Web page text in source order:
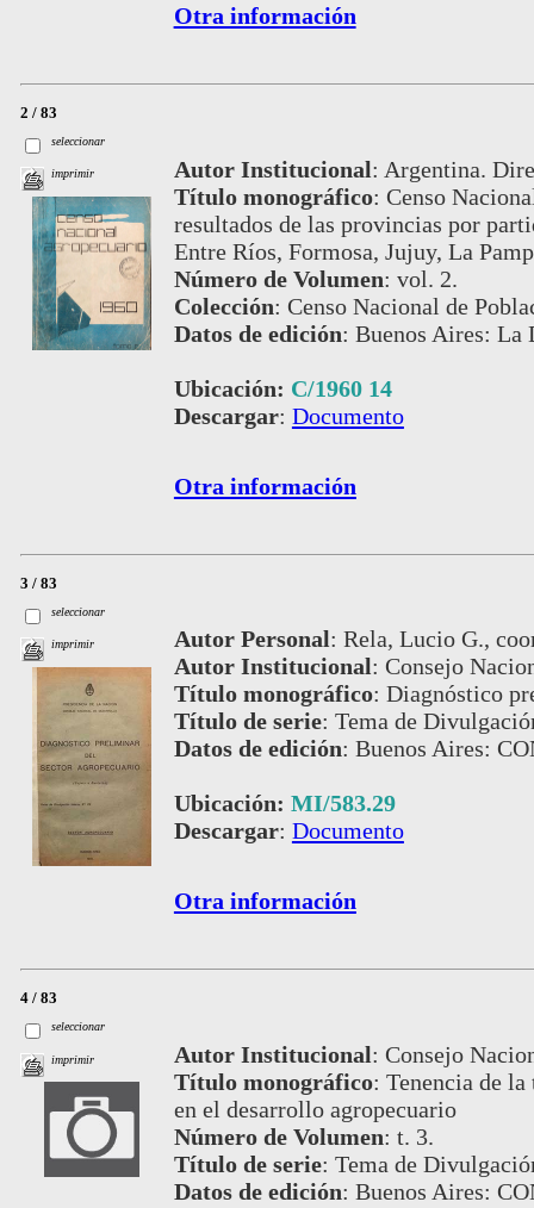
Otra información
2 / 83
seleccionar
imprimir Autor Institucional: Argentina.
Título monográfico: Censo
resultados de las provincias por
Entre Ríos, Formosa, Jujuy, La
Número de Volumen: vol. 2.
Colección: Censo Nacional de
Datos de edición: Buenos Aires: La
Ubicación: C/1960 14
Descargar: Documento
Otra información
3 / 83
seleccionar
imprimir Autor Personal: Rela, Lucio G.,
Autor Institucional: Consejo
Título monográfico: Diagnóstico
Título de serie: Tema de
Datos de edición: Buenos Aires:
Ubicación: MI/583.29
Descargar: Documento
Otra información
4 / 83
seleccionar
imprimir Autor Institucional: Consejo
Título monográfico: Tenencia de
en el desarrollo agropecuario
Número de Volumen: t. 3.
Título de serie: Tema de
Datos de edición: Buenos Aires: